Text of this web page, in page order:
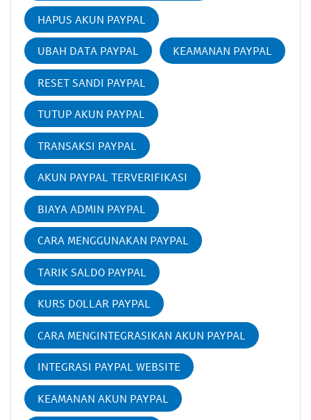
HAPUS AKUN PAYPAL
UBAH DATA PAYPAL KEAMANAN PAYPAL
RESET SANDI PAYPAL
TUTUP AKUN PAYPAL
TRANSAKSI PAYPAL
AKUN PAYPAL TERVERIFIKASI
BIAYA ADMIN PAYPAL
CARA MENGGUNAKAN PAYPAL
TARIK SALDO PAYPAL
KURS DOLLAR PAYPAL
CARA MENGINTEGRASIKAN AKUN PAYPAL
INTEGRASI PAYPAL WEBSITE
KEAMANAN AKUN PAYPAL